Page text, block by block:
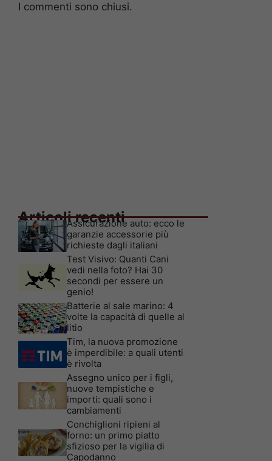
I commenti sono chiusi.
Articoli recenti
Assicurazione auto: ecco le
garanzie accessorie più
richieste dagli italiani
Test Visivo: Quanti Cani
vedi nella foto? Hai 30
secondi per essere un
genio!
Batterie al sale marino: 4
volte la capacità di quelle al
litio
Tim, la nuova promozione
è imperdibile: a quali utenti
è rivolta
Assegno unico per i figli,
nuove tempistiche e
importi: quali sono i
cambiamenti
Conchiglioni ripieni al
forno: un primo piatto
sfizioso per la vigilia di
Capodanno